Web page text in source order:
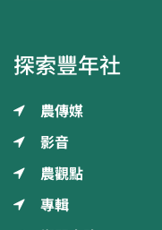
探索豐年社
農傳媒
影音
農觀點
專輯